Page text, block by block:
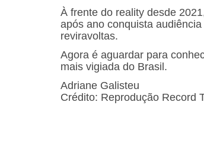
À frente do reality desde
após ano conquista
reviravoltas.
Agora é aguardar para
mais vigiada do Brasil.
Adriane Galisteu
Crédito: Reprodução Record